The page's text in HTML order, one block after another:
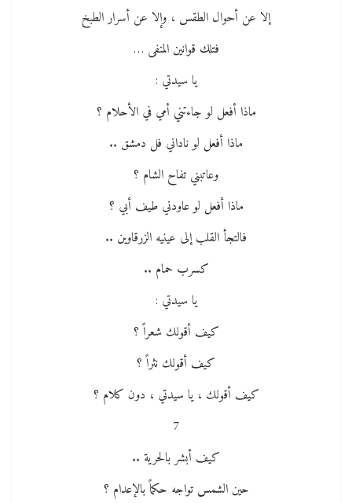
إلا عن أحوال الطقس ، وإلا عن أسرار الطبخ
فتلك قوانين المنفى …
يا سيدتي :
ماذا أفعل لو جاءتني أمي في الأحلام ؟
ماذا أفعل لو ناداني فل دمشق ..
وعاتبني تفاح الشام ؟
ماذا أفعل لو عاودني طيف أبي ؟
فالتجأ القلب إلى عينيه الزرقاوين ..
كسرب حمام ..
يا سيدتي :
كيف أقولك شعراً ؟
كيف أقولك نثراً ؟
كيف أقولك ، يا سيدتي ، دون كلام ؟
7
كيف أبشر بالحرية ..
حين الشمس تواجه حكماً بالإعدام ؟